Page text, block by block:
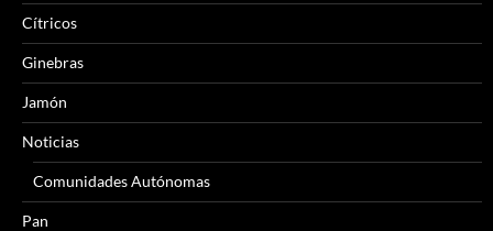
Cítricos
Ginebras
Jamón
Noticias
Comunidades Autónomas
Pan